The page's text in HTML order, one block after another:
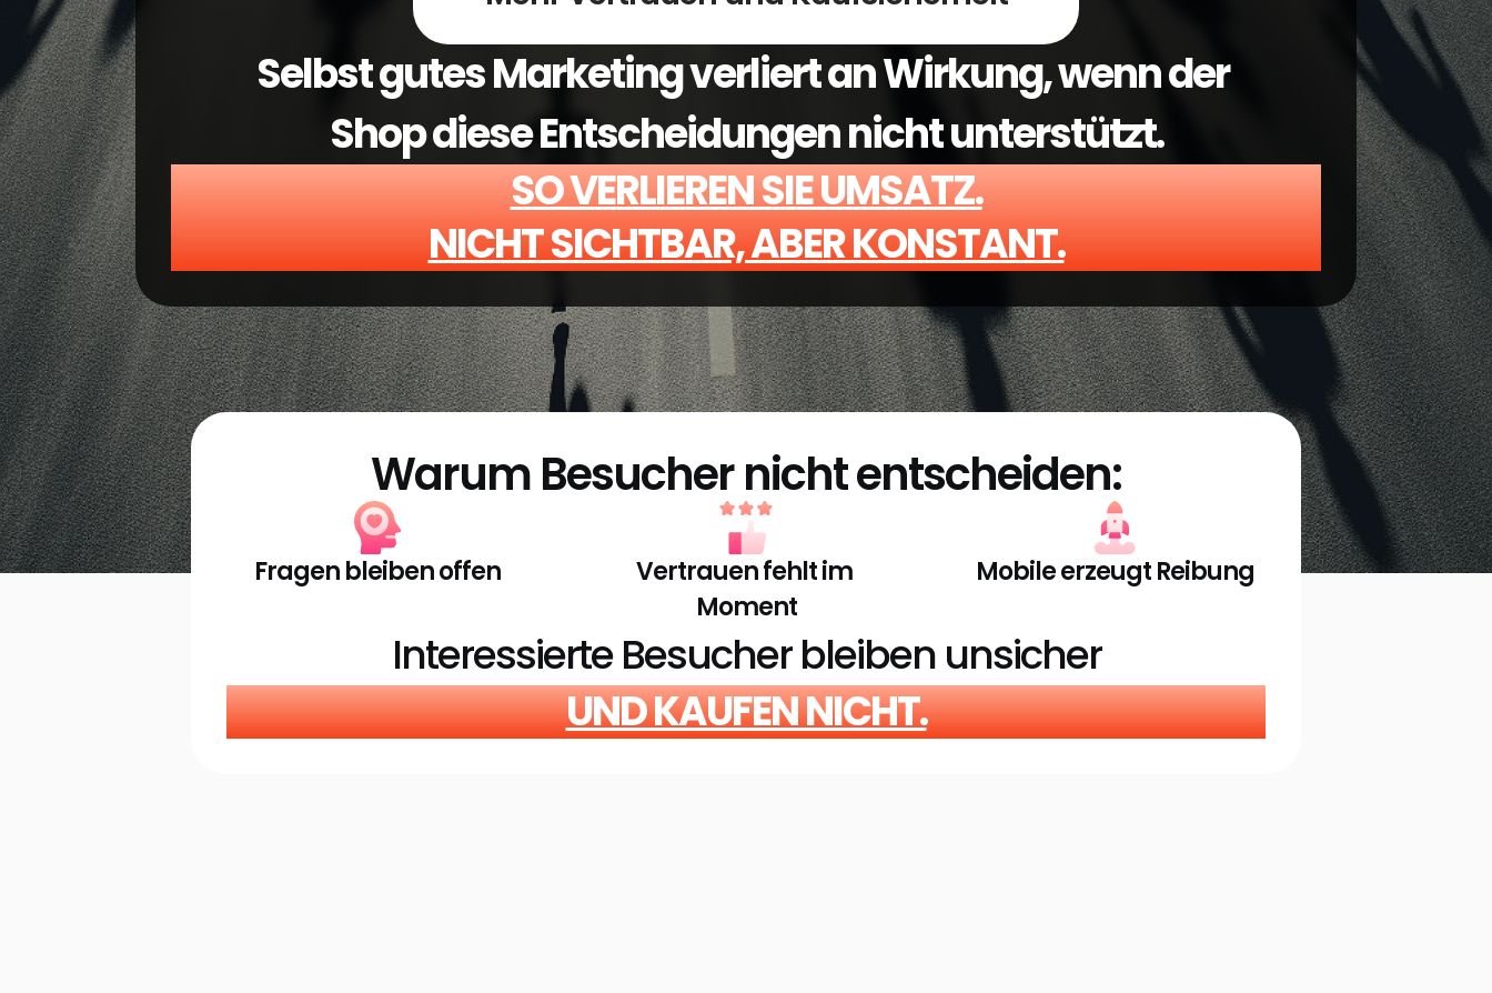
Selbst gutes Marketing verliert an Wirkung, wenn der
Shop diese Entscheidungen nicht unterstützt.
SO VERLIEREN SIE UMSATZ.
NICHT SICHTBAR, ABER KONSTANT.
Warum Besucher nicht entscheiden:
Fragen bleiben offen
Vertrauen fehlt im
Moment
Mobile erzeugt Reibung
Interessierte Besucher bleiben unsicher
UND KAUFEN NICHT.